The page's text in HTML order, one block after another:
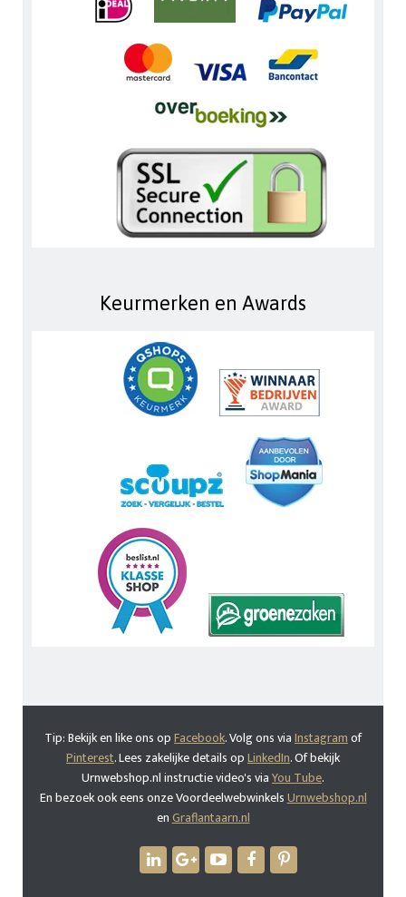
Keurmerken en Awards
Tip: Bekijk en like ons opFacebook. Volg ons viaInstagramof
Pinterest. Lees zakelijke details opLinkedIn. Of bekijk
Urnwebshop.nl instructie video's viaYou Tube.
En bezoek ook eens onze VoordeelwebwinkelsUrnwebshop.nl
enGraflantaarn.nl